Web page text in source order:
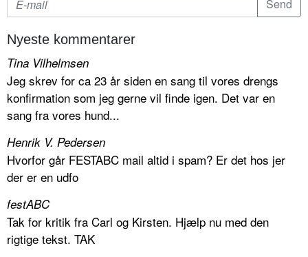
Nyeste kommentarer
Tina Vilhelmsen
Jeg skrev for ca 23 år siden en sang til vores drengs
konfirmation som jeg gerne vil finde igen. Det var en
sang fra vores hund...
Henrik V. Pedersen
Hvorfor går FESTABC mail altid i spam? Er det hos jer
der er en udfo
festABC
Tak for kritik fra Carl og Kirsten. Hjælp nu med den
rigtige tekst. TAK